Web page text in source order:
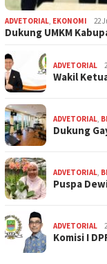
ADVETORIAL, EKONOMI 22
Dukung UMKM
ADVETORIAL
Wakil
ADVETORIAL,
Dukung
ADVETORIAL,
Puspa
ADVETORIAL
Komisi I